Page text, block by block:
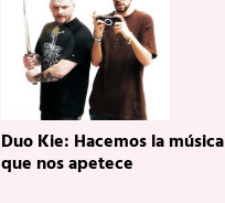
Duo Kie: Hacemos la música
que nos apetece